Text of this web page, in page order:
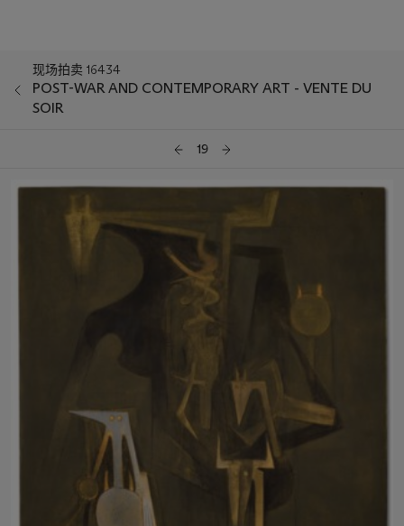
现场拍卖 16434
POST-WAR AND CONTEMPORARY ART - VENTE DU
SOIR
19